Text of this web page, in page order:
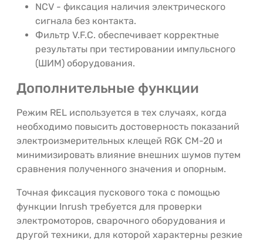
NCV - фиксация наличия электрического
сигнала без контакта.
Фильтр V.F.C. обеспечивает корректные
результаты при тестировании импульсного
(ШИМ) оборудования.
Дополнительные функции
Режим REL используется в тех случаях, когда
необходимо повысить достоверность показаний
электроизмерительных клещей RGK CM-20 и
минимизировать влияние внешних шумов путем
сравнения полученного значения и опорным.
Точная фиксация пускового тока с помощью
функции Inrush требуется для проверки
электромоторов, сварочного оборудования и
другой техники, для которой характерны резкие